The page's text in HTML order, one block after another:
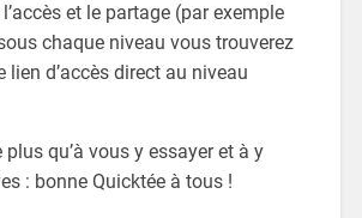
et le partage (par exemple
chaque niveau vous trouverez
lien d’accès direct au niveau
plus qu’à vous y essayer et à y
: bonne Quicktée à tous !